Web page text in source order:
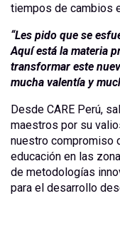
tiempos de cambios
“Les pido que se
Aquí está la materia
transformar este
mucha valentía y
Desde CARE Perú,
maestros por su
nuestro compromiso
educación en las
de metodologías
para el desarrollo